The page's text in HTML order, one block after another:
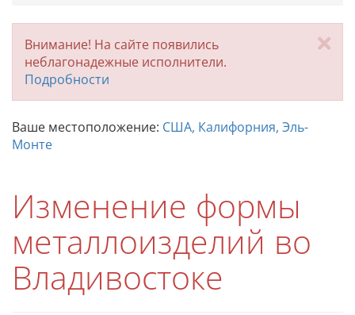
Внимание! На сайте появились
неблагонадежные исполнители.
Подробности
Ваше местоположение: США, Калифорния, Эль-
Монте
Изменение формы
металлоизделий во
Владивостоке